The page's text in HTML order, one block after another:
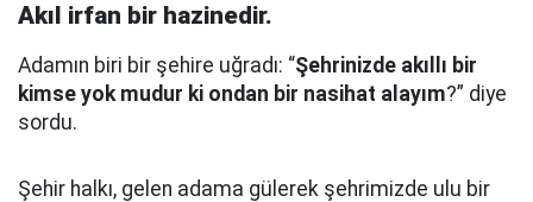
Akıl irfan bir hazinedir.
Adamın biri bir şehire uğradı: “Şehrinizde akıllı bir
kimse yok mudur ki ondan bir nasihat alayım?” diye
sordu.
Şehir halkı, gelen adama gülerek şehrimizde ulu bir